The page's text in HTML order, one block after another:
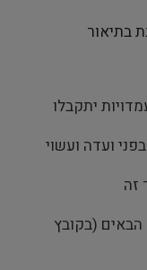
בתיאור
יתקבלו
ועדה ועשוי
זה
(בקובץ